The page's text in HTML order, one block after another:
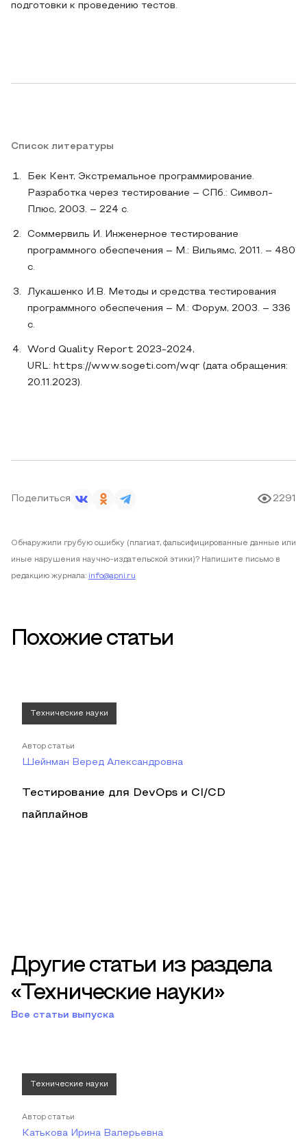
подготовки к проведению тестов.
Список литературы
Бек Кент, Экстремальное программирование.
Разработка через тестирование – СПб.: Символ-
Плюс, 2003. – 224 с.
Соммервиль И. Инженерное тестирование
программного обеспечения – М.: Вильямс, 2011. – 480
с.
Лукашенко И.В. Методы и средства тестирования
программного обеспечения – М.: Форум, 2003. – 336
с.
Word Quality Report 2023-2024,
URL: https://www.sogeti.com/wqr (дата обращения:
20.11.2023).
Поделиться 2291
Обнаружили грубую ошибку (плагиат, фальсифицированные данные или
иные нарушения научно-издательской этики)? Напишите письмо в
редакцию журнала: info@apni.ru
Похожие статьи
Технические науки
Автор статьи
Шейнман Веред Александровна
Тестирование для DevOps и CI/CD
пайплайнов
Другие статьи из раздела
«Технические науки»
Все статьи выпуска
Технические науки
Автор статьи
Катькова Ирина Валерьевна